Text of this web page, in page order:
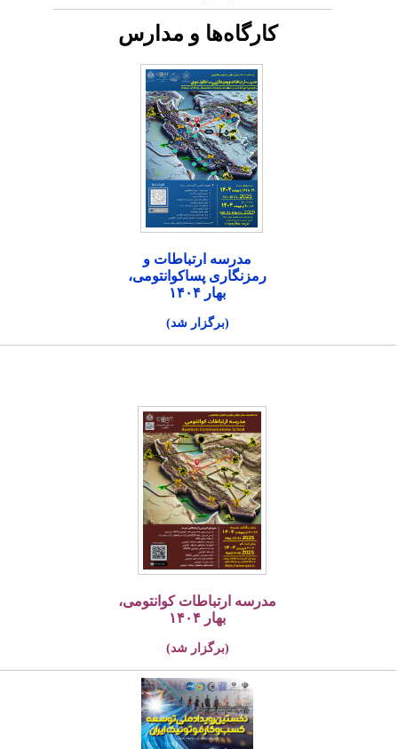
کارگاه‌ها و مدارس
مدرسه ارتباطات و
رمزنگاری پساکوانتومی،
بهار ۱۴۰۴
(برگزار شد)
مدرسه ارتباطات کوانتومی،
بهار ۱۴۰۴
(برگزار شد)